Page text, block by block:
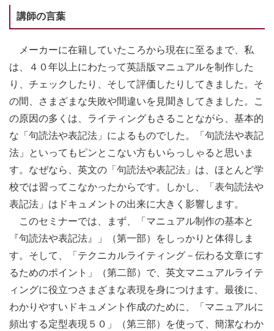
講師の言葉
メーカーに在籍していたころから現在に至るまで、私
は、４０年以上にわたって英語版マニュアルを制作した
り、チェックしたり、そして評価したりしてきました。そ
の間、さまざまな失敗や間違いを見聞きしてきました。こ
の原因の多くは、ライティングもさることながら、基本的
な「句読法や表記法」によるものでした。「句読法や表記
法」といってもピンとこない方もいらっしゃると思いま
す。なぜなら、英文の「句読法や表記法」は、ほとんど学
校では習ってこなかったからです。しかし、「表句読法や
表記法」はドキュメントの出来に大きく影響します。
このセミナーでは、まず、「マニュアル制作の基本と
『句読法や表記法』」（第一部）をしっかりと体得しま
す。そして、「テクニカルライティング－伝わる文章にす
るためのポイント」（第二部）で、英文マニュアルライテ
ィングに役立つさまざまな表現を身につけます。最後に、
わかりやすいドキュメント作成のために、「マニュアルに
頻出する定型表現５０」（第三部）を使って、簡潔なわか